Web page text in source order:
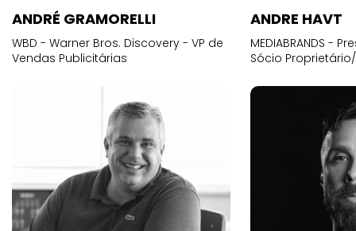
ANDRÉ GRAMORELLI
WBD - Warner Bros. Discovery - VP de
Vendas Publicitárias
ANDRE HAVT
MEDIABRANDS -
Sócio